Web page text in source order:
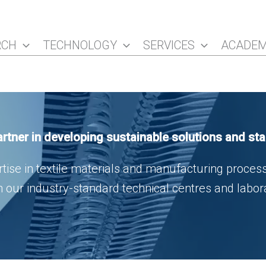
TECHNOLOGY SERVICES
in developing sustainable solutions and
in textile materials and manufacturing
our industry-standard technical centres and